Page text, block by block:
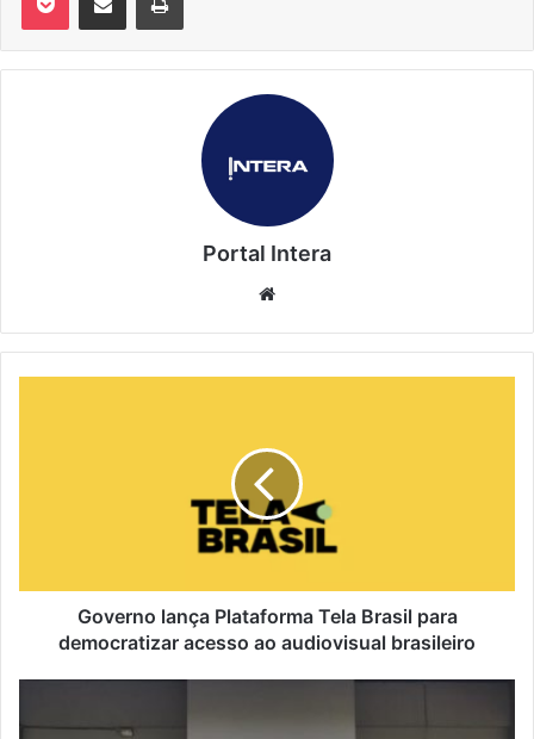
Portal Intera
Governo lança Plataforma Tela Brasil para
democratizar acesso ao audiovisual brasileiro